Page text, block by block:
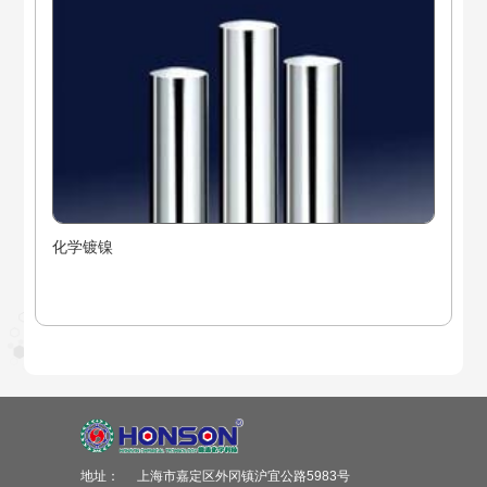
化学镀镍
地址： 上海市嘉定区外冈镇沪宜公路5983号